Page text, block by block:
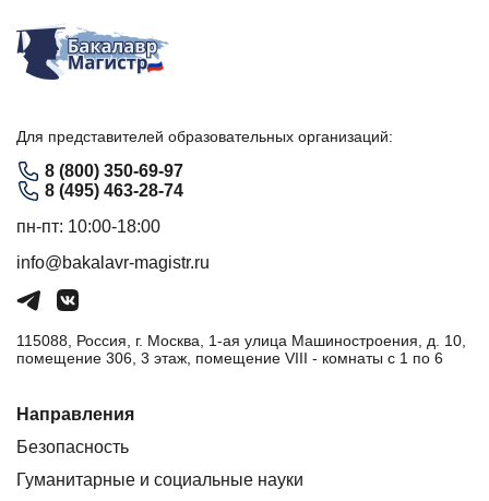
Для представителей образовательных организаций:
8 (800) 350-69-97
8 (495) 463-28-74
пн-пт: 10:00-18:00
info@bakalavr-magistr.ru
115088, Россия, г. Москва, 1-ая улица Машиностроения, д. 10,
помещение 306, 3 этаж, помещение VIII - комнаты с 1 по 6
Направления
Безопасность
Гуманитарные и социальные науки